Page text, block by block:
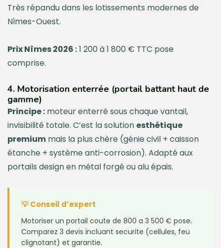
Très répandu dans les lotissements modernes de
Nîmes-Ouest.
Prix Nîmes 2026 :1 200 à 1 800 € TTC pose
comprise.
4. Motorisation enterrée (portail battant haut de
gamme)
Principe : moteur enterré sous chaque vantail,
invisibilité totale. C’est la solution esthétique
premium mais la plus chère (génie civil + caisson
étanche + système anti-corrosion). Adapté aux
portails design en métal forgé ou alu épais.
💡 Conseil d’expert
Motoriser un portail coute de 800 a 3 500 € pose.
Comparez 3 devis incluant securite (cellules, feu
clignotant) et garantie.